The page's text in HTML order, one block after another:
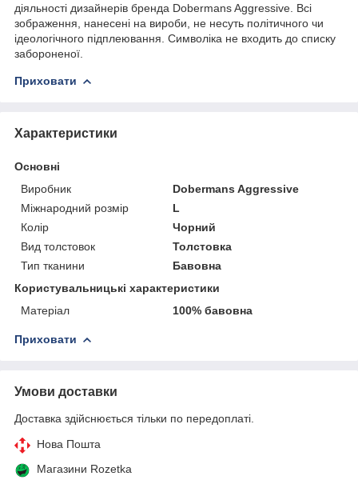
діяльності дизайнерів бренда Dobermans Aggressive. Всі
зображення, нанесені на вироби, не несуть політичного чи
ідеологічного підплеювання. Символіка не входить до списку
забороненої.
Приховати
Характеристики
Основні
Виробник
Dobermans Aggressive
Міжнародний розмір
L
Колір
Чорний
Вид толстовок
Толстовка
Тип тканини
Бавовна
Користувальницькі характеристики
Матеріал
100% бавовна
Приховати
Умови доставки
Доставка здійснюється тільки по передоплаті.
Нова Пошта
Магазини Rozetka